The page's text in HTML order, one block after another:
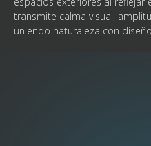
transmite calma visual,
uniendo naturaleza con